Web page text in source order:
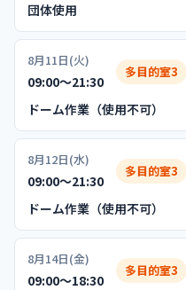
団体使用
8月11日(火)
09:00〜21:30
多目的室3
ドーム作業（使用不可）
8月12日(水)
09:00〜21:30
多目的室3
ドーム作業（使用不可）
8月14日(金)
09:00〜18:30
多目的室3